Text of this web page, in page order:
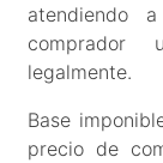
atendiendo
comprador
legalmente.
Base
precio de